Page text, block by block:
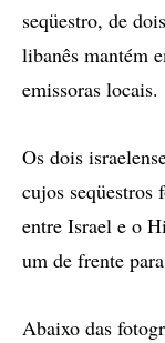
seqüestro, de
libanês mantém
emissoras locais.
Os dois
cujos
entre Israel e o
um de frente
Abaixo das